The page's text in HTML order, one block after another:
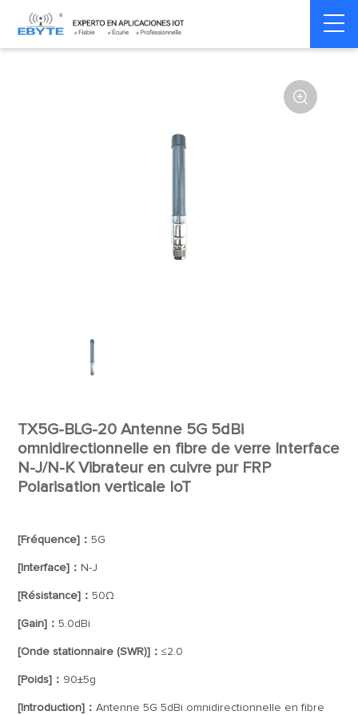
Home > Accessoires > Antenna

TX5G-BLG-20 Antenne 5G 5dBi
omnidirectionnelle en fibre de verre Interface
N-J/N-K Vibrateur en cuivre pur FRP
Polarisation verticale IoT
[Fréquence]：5G
[Interface]： N-J
[Résistance]：50Ω
[Gain]：5.0dBi
[Onde stationnaire (SWR)]：≤2.0
[Poids]： 90±5g
[Introduction]：Antenne 5G 5dBi omnidirectionnelle en fibre